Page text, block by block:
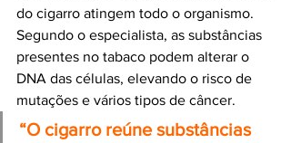
do cigarro atingem todo o organismo.
Segundo o especialista, as substâncias
presentes no tabaco podem alterar o
DNA das células, elevando o risco de
mutações e vários tipos de câncer.
“O cigarro reúne substâncias